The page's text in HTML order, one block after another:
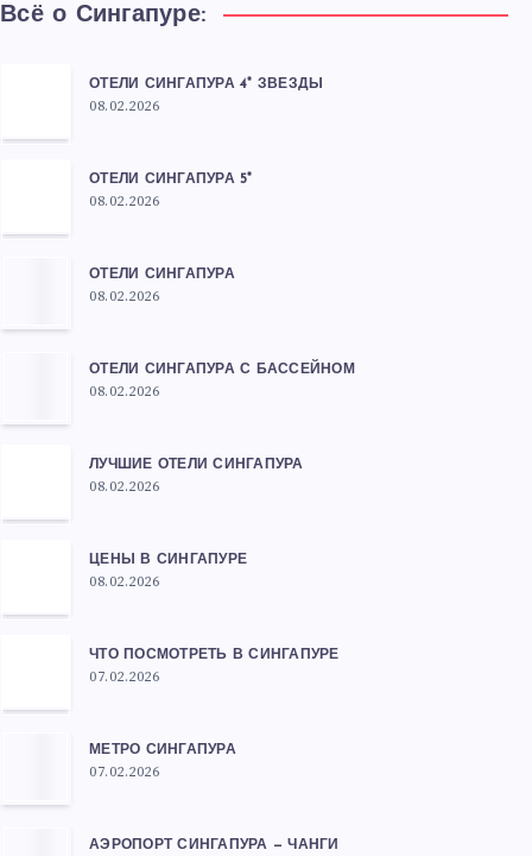
Всё о Сингапуре:
ОТЕЛИ СИНГАПУРА 4* ЗВЕЗДЫ
08.02.2026
ОТЕЛИ СИНГАПУРА 5*
08.02.2026
ОТЕЛИ СИНГАПУРА
08.02.2026
ОТЕЛИ СИНГАПУРА С БАССЕЙНОМ
08.02.2026
ЛУЧШИЕ ОТЕЛИ СИНГАПУРА
08.02.2026
ЦЕНЫ В СИНГАПУРЕ
08.02.2026
ЧТО ПОСМОТРЕТЬ В СИНГАПУРЕ
07.02.2026
МЕТРО СИНГАПУРА
07.02.2026
АЭРОПОРТ СИНГАПУРА — ЧАНГИ